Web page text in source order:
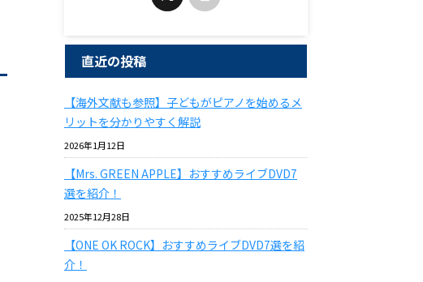
直近の投稿
【海外文献も参照】子どもがピアノを始めるメ
リットを分かりやすく解説
2026年1月12日
【Mrs. GREEN APPLE】おすすめライブDVD7
選を紹介！
2025年12月28日
【ONE OK ROCK】おすすめライブDVD7選を紹
介！